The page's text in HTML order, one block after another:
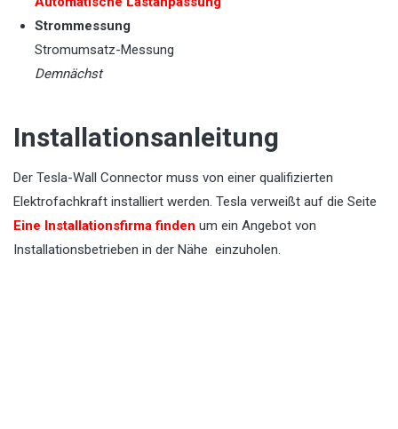
Strommessung
Stromumsatz-Messung
Demnächst
Installationsanleitung
Der Tesla-Wall Connector muss von einer qualifizierten
Elektrofachkraft installiert werden. Tesla verweißt auf die Seite
Eine Installationsfirma finden um ein Angebot von
Installationsbetrieben in der Nähe einzuholen.